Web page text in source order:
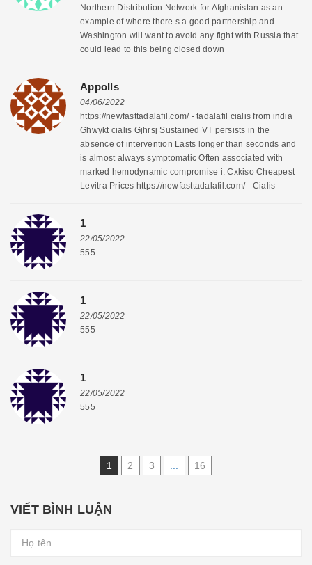
Northern Distribution Network for Afghanistan as an
example of where there s a good partnership and
Washington will want to avoid any fight with Russia that
could lead to this being closed down
AppoIls
04/06/2022
https://newfasttadalafil.com/ - tadalafil cialis from india
Ghwykt cialis Gjhrsj Sustained VT persists in the
absence of intervention Lasts longer than seconds and
is almost always symptomatic Often associated with
marked hemodynamic compromise i. Cxkiso Cheapest
Levitra Prices https://newfasttadalafil.com/ - Cialis
1
22/05/2022
555
1
22/05/2022
555
1
22/05/2022
555
1 2 3 16
VIẾT BÌNH LUẬN